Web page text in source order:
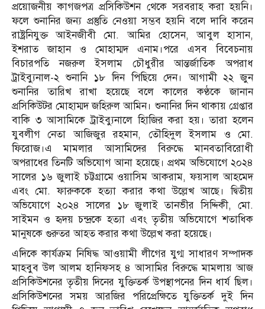
প্রয়োজনীয় কাগজপত্র প্রসিকিউশন থেকে সরবরাহ করা হয়নি।
ফলে শুনানির জন্য প্রস্তুতি নেওয়া সম্ভব হয়নি বলে দাবি করেন
রাষ্ট্রনিযুক্ত আইনজীবী মো. আমির হোসেন, আবুল হাসান,
ইশরাত জাহান ও মোহাম্মদ এনাম।পরে এসব বিবেচনায়
বিচারপতি নজরুল ইসলাম চৌধুরীর আন্তর্জাতিক অপরাধ
ট্রাইব্যুনাল-২ শুনানি ১৮ দিন পিছিয়ে দেন। আগামী ২২ জুন
শুনানির তারিখ রাখা হয়েছে বলে কালের কণ্ঠকে জানান
প্রসিকিউটর মোহাম্মদ জহিরুল আমিন। শুনানির দিন থাকায় গ্রেপ্তার
বাকি ৩ আসামিকে ট্রাইব্যুনালে হিাজির করা হয়। তারা হলেন
যুবলীগ নেতা আজিজুর রহমান, তৌহিদুল ইসলাম ও মো.
ফিরোজ।এ মামলার আসামিদের বিরুদ্ধে মানবতাবিরোধী
অপরাধের তিনটি অভিযোগ আনা হয়েছে। প্রথম অভিযোগে ২০২৪
সালের ১৬ জুলাই চট্টগ্রামে ওয়াসিম আকরাম, ফয়সাল আহমেদ
এবং মো. ফারুককে হত্যা করার কথা উল্লেখ আছে। দ্বিতীয়
অভিযোগে ২০২৪ সালের ১৮ জুলাই তানভীর সিদ্দিকী, মো.
সাইমন ও হৃদয় চন্দ্রকে হত্যা এবং তৃতীয় অভিযোগে শতাধিক
মানুষকে গুরুতর আহত করার কথা উল্লেখ করা হয়েছে।
এদিকে কার্যক্রম নিষিদ্ধ আওয়ামী লীগের যুগ্ম সাধারণ সম্পাদক
মাহবুব উল আলম হানিফসহ ৪ আসামির বিরুদ্ধে মামলায় আজ
প্রসিকিউশনের তৃতীয় দিনের যুক্তিতর্ক উপস্থাপনের দিন ধার্য ছিল।
প্রসিকিউশনের সময় আরজির পরিপ্রেক্ষিতে যুক্তিতর্ক দুই দিন